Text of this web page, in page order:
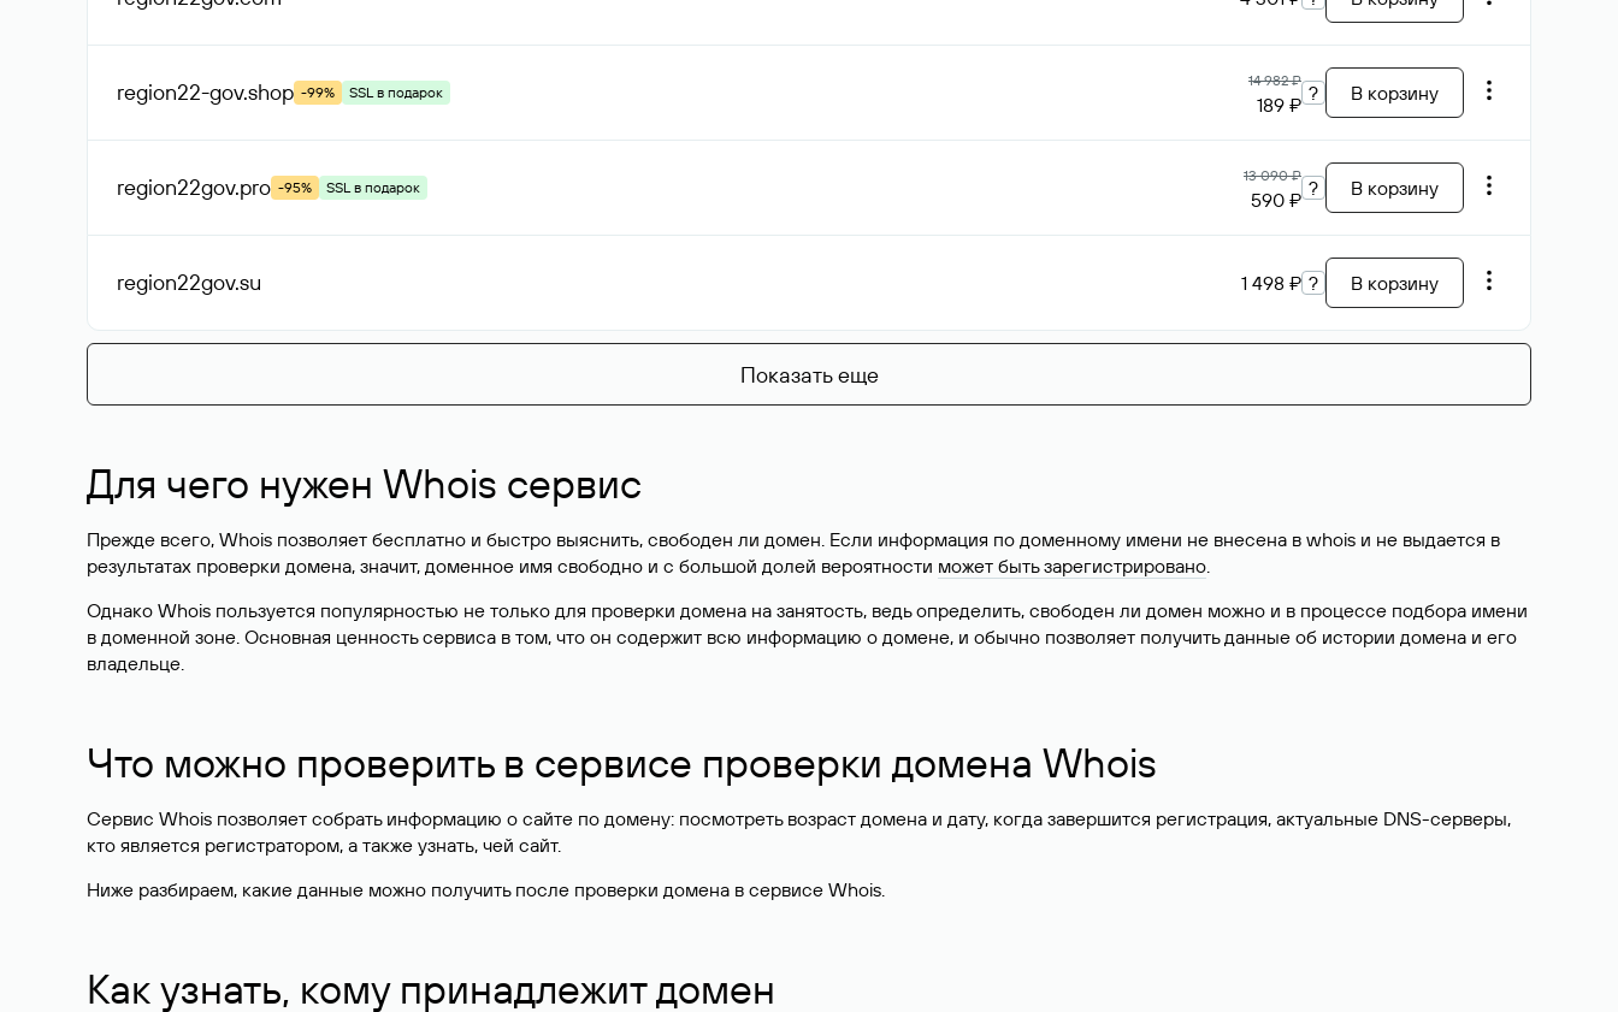
region22-gov.shop -99% SSL в подарок
14 982 ₽
189 ₽ ? В корзину
region22gov.pro -95% SSL в подарок
13 090 ₽
590 ₽ ? В корзину
region22gov.su 1 498 ₽ ? В корзину
Показать еще
Для чего нужен Whois сервис
Прежде всего, Whois позволяет бесплатно и быстро выяснить, свободен ли домен. Если информация по доменному имени не внесена в whois и не выдается в
результатах проверки домена, значит, доменное имя свободно и с большой долей вероятности может быть зарегистрировано.
Однако Whois пользуется популярностью не только для проверки домена на занятость, ведь определить, свободен ли домен можно и в процессе подбора имени
в доменной зоне. Основная ценность сервиса в том, что он содержит всю информацию о домене, и обычно позволяет получить данные об истории домена и его
владельце.
Что можно проверить в сервисе проверки домена Whois
Сервис Whois позволяет собрать информацию о сайте по домену: посмотреть возраст домена и дату, когда завершится регистрация, актуальные DNS-серверы,
кто является регистратором, а также узнать, чей сайт.
Ниже разбираем, какие данные можно получить после проверки домена в сервисе Whois.
Как узнать, кому принадлежит домен